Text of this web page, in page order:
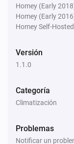
Entonces...
Ajustar el
Homey (Early
Homey (Early
Homey Self-
Versión
1.1.0
Categoría
Climatización
Problemas
Notificar un